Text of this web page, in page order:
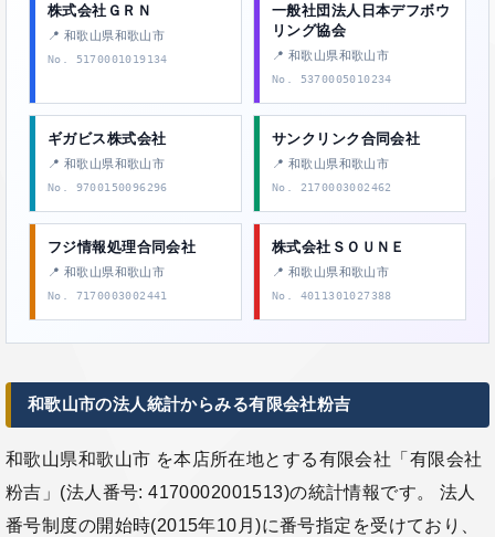
株式会社ＧＲＮ
📍 和歌山県和歌山市
No. 5170001019134
一般社団法人日本デフボウ
リング協会
📍 和歌山県和歌山市
No. 5370005010234
ギガビス株式会社
📍 和歌山県和歌山市
No. 9700150096296
サンクリンク合同会社
📍 和歌山県和歌山市
No. 2170003002462
フジ情報処理合同会社
📍 和歌山県和歌山市
No. 7170003002441
株式会社ＳＯＵＮＥ
📍 和歌山県和歌山市
No. 4011301027388
和歌山市の法人統計からみる有限会社粉吉
和歌山県和歌山市 を本店所在地とする有限会社「有限会社
粉吉」(法人番号: 4170002001513)の統計情報です。 法人
番号制度の開始時(2015年10月)に番号指定を受けており、